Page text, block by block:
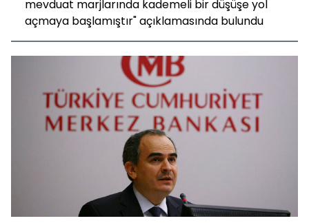
mevduat marjlarında kademeli bir düşüşe yol
açmaya başlamıştır" açıklamasında bulundu